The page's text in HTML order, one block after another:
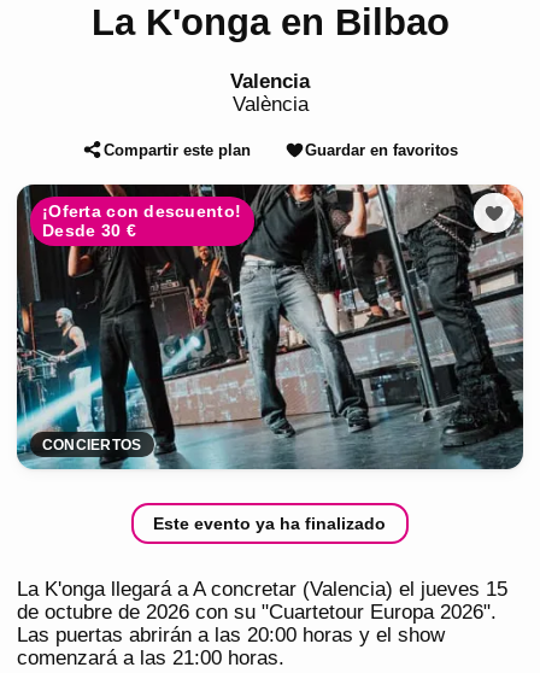
La K'onga en Bilbao
Valencia
València
Compartir este plan Guardar en favoritos
¡Oferta con descuento!
Desde 30 €
CONCIERTOS
Este evento ya ha finalizado
La K'onga llegará a A concretar (Valencia) el jueves 15
de octubre de 2026 con su "Cuartetour Europa 2026".
Las puertas abrirán a las 20:00 horas y el show
comenzará a las 21:00 horas.